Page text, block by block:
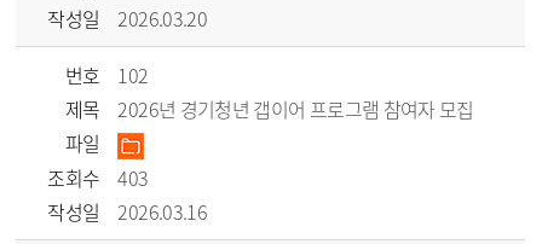
작성일
2026.03.20
번호
102
제목
2026년 경기청년 갭이어 프로그램 참여자 모집
파일
조회수
403
작성일
2026.03.16